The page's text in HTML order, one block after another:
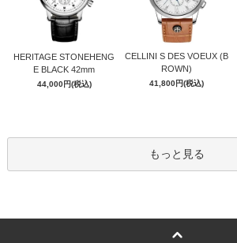
HERITAGE STONEHENG
E BLACK 42mm
44,000円(税込)
CELLINI S DES VOEUX (B
ROWN)
41,800円(税込)
もっと見る